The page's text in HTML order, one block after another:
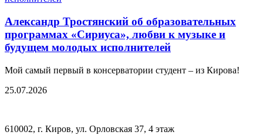
Александр Тростянский об образовательных
программах «Сириуса», любви к музыке и
будущем молодых исполнителей
Мой самый первый в консерватории студент – из Кирова!
25.07.2026
610002, г. Киров, ул. Орловская 37, 4 этаж